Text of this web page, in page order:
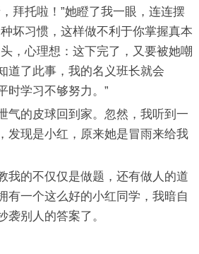
拜托啦！”她瞪了我一眼，连连摆
坏习惯，这样做不利于你掌握真本
，心理想：这下完了，又要被她嘲
道了此事，我的名义班长就会
学习不够努力。”
的皮球回到家。忽然，我听到一
发现是小红，原来她是冒雨来给我
的不仅仅是做题，还有做人的道
有一个这么好的小红同学，我暗自
袭别人的答案了。